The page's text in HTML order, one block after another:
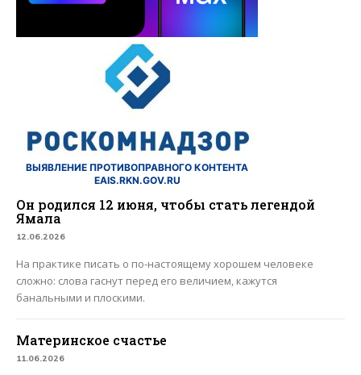
ВЫЯВЛЕНИЕ ПРОТИВОПРАВНОГО КОНТЕНТА
EAIS.RKN.GOV.RU
Он родился 12 июня, чтобы стать легендой
Ямала
12.06.2026
На практике писать о по-настоящему хорошем человеке
сложно: слова гаснут перед его величием, кажутся
банальными и плоскими.
Материнское счастье
11.06.2026